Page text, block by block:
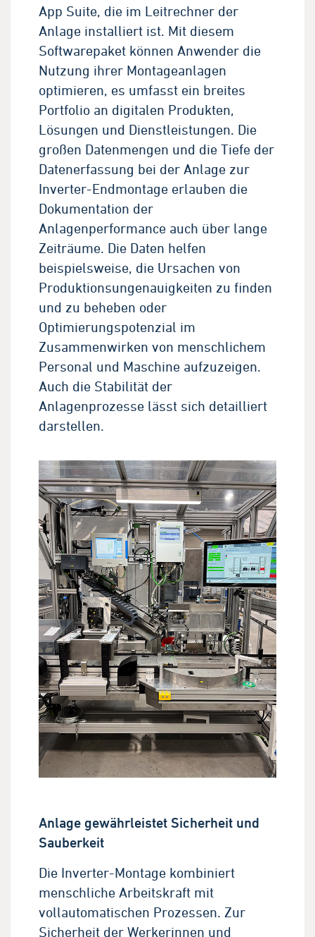
App Suite, die im Leitrechner der
Anlage installiert ist. Mit diesem
Softwarepaket können Anwender die
Nutzung ihrer Montageanlagen
optimieren, es umfasst ein breites
Portfolio an digitalen Produkten,
Lösungen und Dienstleistungen. Die
großen Datenmengen und die Tiefe der
Datenerfassung bei der Anlage zur
Inverter-Endmontage erlauben die
Dokumentation der
Anlagenperformance auch über lange
Zeiträume. Die Daten helfen
beispielsweise, die Ursachen von
Produktionsungenauigkeiten zu finden
und zu beheben oder
Optimierungspotenzial im
Zusammenwirken von menschlichem
Personal und Maschine aufzuzeigen.
Auch die Stabilität der
Anlagenprozesse lässt sich detailliert
darstellen.
Anlage gewährleistet Sicherheit und
Sauberkeit
Die Inverter-Montage kombiniert
menschliche Arbeitskraft mit
vollautomatischen Prozessen. Zur
Sicherheit der Werkerinnen und